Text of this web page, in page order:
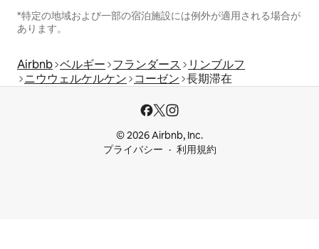
*特定の地域および一部の宿泊施設には例外が適用される場合が
あります。
Airbnb ベルギー フランダース
リンブルフ
ニウウェルケルケン
コーゼン 長期滞在
© 2026 Airbnb, Inc.
プライバシー
利用規約